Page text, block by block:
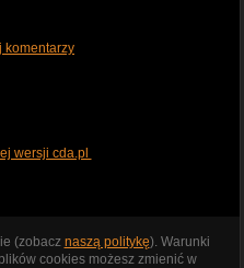
komentarzy
wersji cda.pl
(zobacz naszą politykę). Warunki
cookies możesz zmienić w